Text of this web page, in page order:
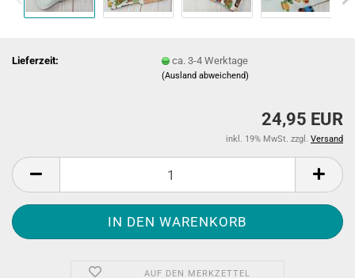
Lieferzeit: ca. 3-4 Werktage
(Ausland abweichend)
24,95 EUR
inkl. 19% MwSt. zzgl. Versand
AUF DEN MERKZETTEL